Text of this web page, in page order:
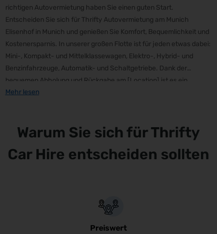
richtigen Autovermietung haben Sie einen guten Start.
Entscheiden Sie sich für Thrifty Autovermietung am Munich
Elisenhof in Munich und genießen Sie Komfort, Bequemlichkeit und
Kostenersparnis. In unserer großen Flotte ist für jeden etwas dabei:
Mini-, Kompakt- und Mittelklassewagen, Elektro-, Hybrid- und
Benzinfahrzeuge, Automatik- und Schaltgetriebe. Dank der
bequemen Abholung und Rückgabe am [Location] ist es ein
Kinderspiel, Munich zu erkunden und zum gewünschten Zeitpunkt
Mehr lesen
Warum Sie sich für Thrifty
Car Hire entscheiden sollten
Preiswert